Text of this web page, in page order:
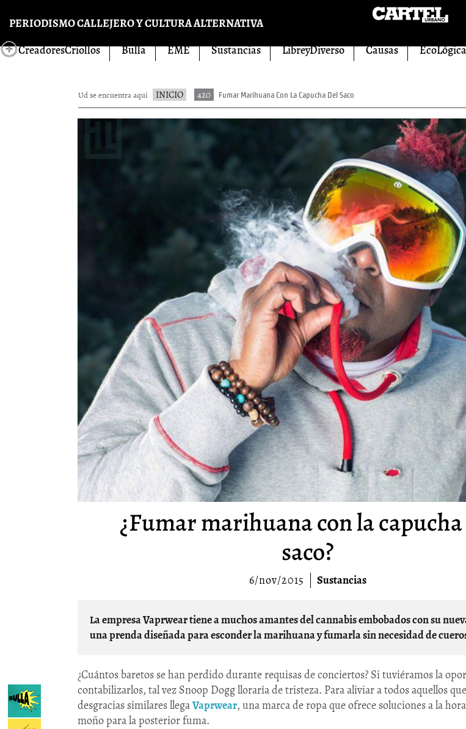
PERIODISMO CALLEJERO Y CULTURA ALTERNATIVA
CreadoresCriollos Bulla EME Sustancias LibreyDiverso Causas
Ud se encuentra aquí INICIO 420 Fumar Marihuana Con La Capucha Del Saco
¿Fumar marihuana con la
saco?
6/nov/2015 Sustancias
La empresa Vaprweartiene a muchos amantes del cannabis embobados con su
unaprenda diseñada para esconder la marihuanay fumarla sin necesidad de
¿Cuántos baretos se han perdido durante requisas de conciertos? Si tuviéramos la
contabilizarlos, tal vez Snoop Dogg lloraría de tristeza. Para aliviar a todos aquellos
desgracias similares llegaVaprwear, una marca de ropa que ofrece soluciones a la
moño para la posterior fuma.